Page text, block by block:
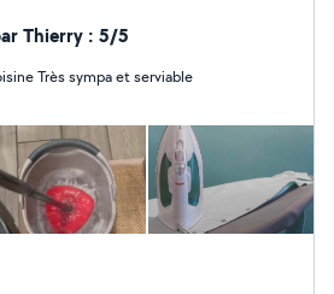
repassage du textiles ,cours
, garde d'animaux,garde
et convivialité. Je suis disponible
chaque mission avec soin et
pas à me contacter, je
avec vous et de vous
bientôt, Soraya .
Thierry : 5/5
Je recommande cette voisine Très sympa et serviable